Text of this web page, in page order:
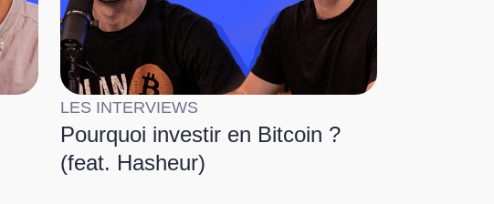
LES INTERVIEWS
Pourquoi investir en Bitcoin ?
(feat. Hasheur)